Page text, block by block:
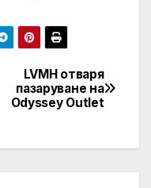
LVMH отваря
пазаруване на
Odyssey Outlet